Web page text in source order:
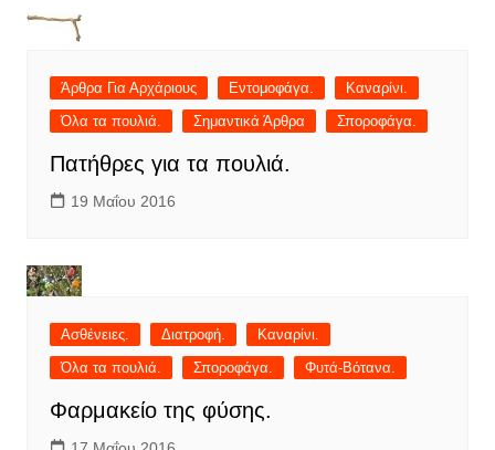
Άρθρα Για Αρχάριους Εντομοφάγα.
Καναρίνι.
Όλα τα πουλιά.
Σημαντικά Άρθρα Σποροφάγα.
Πατήθρες για τα πουλιά.
19 Μαΐου 2016
Ασθένειες. Διατροφή.
Καναρίνι.
Όλα τα πουλιά.
Σποροφάγα. Φυτά-Βότανα.
Φαρμακείο της φύσης.